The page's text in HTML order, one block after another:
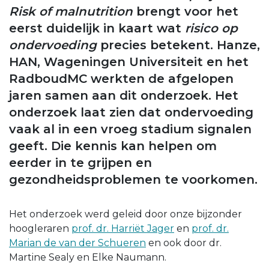
Risk of malnutrition brengt voor het
eerst duidelijk in kaart wat risico op
ondervoedingprecies betekent. Hanze,
HAN, Wageningen Universiteit en het
RadboudMC werkten de afgelopen
jaren samen aan dit onderzoek. Het
onderzoek laat zien dat ondervoeding
vaak al in een vroeg stadium signalen
geeft. Die kennis kan helpen om
eerder in te grijpen en
gezondheidsproblemen te voorkomen.
Het onderzoek werd geleid door onze bijzonder
hoogleraren prof. dr. Harriët Jager en prof. dr.
Marian de van der Schueren en ook door dr.
Martine Sealy en Elke Naumann.